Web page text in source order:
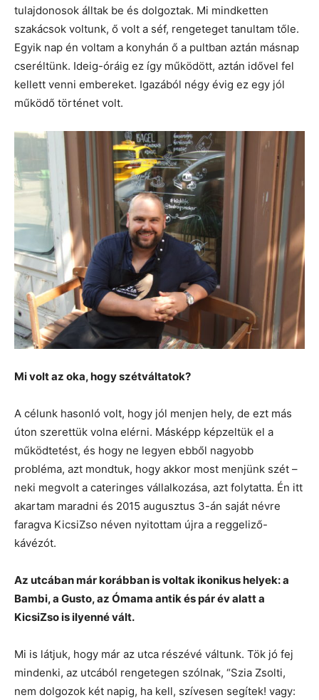
tulajdonosok álltak be és dolgoztak. Mi mindketten
szakácsok voltunk, ő volt a séf, rengeteget tanultam tőle.
Egyik nap én voltam a konyhán ő a pultban aztán másnap
cseréltünk. Ideig-óráig ez így működött, aztán idővel fel
kellett venni embereket. Igazából négy évig ez egy jól
működő történet volt.
Mi volt az oka, hogy szétváltatok?
A célunk hasonló volt, hogy jól menjen hely, de ezt más
úton szerettük volna elérni. Másképp képzeltük el a
működtetést, és hogy ne legyen ebből nagyobb
probléma, azt mondtuk, hogy akkor most menjünk szét –
neki megvolt a cateringes vállalkozása, azt folytatta. Én itt
akartam maradni és 2015 augusztus 3-án saját névre
faragva KicsiZso néven nyitottam újra a reggeliző-
kávézót.
Az utcában már korábban is voltak ikonikus helyek: a
Bambi, a Gusto, az Ómama antik és pár év alatt a
KicsiZso is ilyenné vált.
Mi is látjuk, hogy már az utca részévé váltunk. Tök jó fej
mindenki, az utcából rengetegen szólnak, “Szia Zsolti,
nem dolgozok két napig, ha kell, szívesen segítek! vagy: